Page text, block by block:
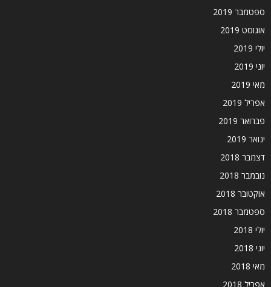
ספטמבר 2019
אוגוסט 2019
יולי 2019
יוני 2019
מאי 2019
אפריל 2019
פברואר 2019
ינואר 2019
דצמבר 2018
נובמבר 2018
אוקטובר 2018
ספטמבר 2018
יולי 2018
יוני 2018
מאי 2018
אפריל 2018